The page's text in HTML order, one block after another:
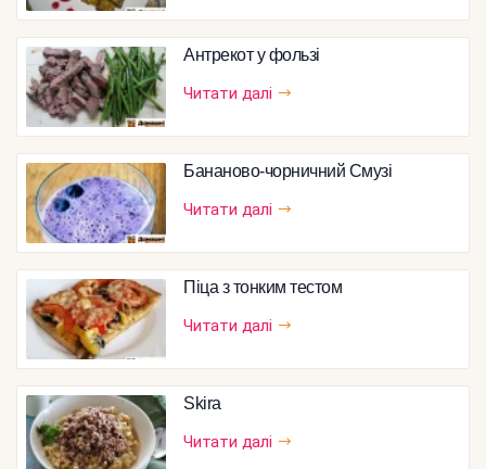
Антрекот у фользі
Читати далі
Бананово-чорничний Смузі
Читати далі
Піца з тонким тестом
Читати далі
Skira
Читати далі